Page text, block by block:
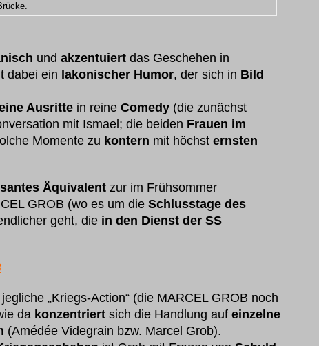
und akzentuiert das Geschehen in
dabei ein lakonischer Humor, der sich in Bild
Ausritte in reine Comedy (die zunächst
mit Ismael; die beiden Frauen im
Momente zu kontern mit höchst ernsten
Äquivalent zur im Frühsommer
GROB (wo es um die Schlusstage des
geht, die in den Dienst der SS
„Kriegs-Action“ (die MARCEL GROB noch
da konzentriert sich die Handlung auf einzelne
(Amédée Videgrain bzw. Marcel Grob).